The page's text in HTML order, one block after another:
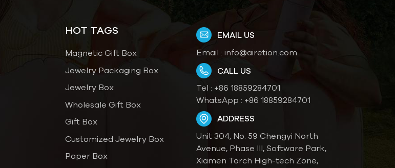
HOT TAGS
Magnetic Gift Box
Jewelry Packaging Box
Jewelry Box
Wholesale Gift Box
Gift Box
Customized Jewelry Box
Paper Box
EMAIL US
Email :info@airetion.com
CALL US
Tel : +86 18859284701
WhatsApp : +86 18859284701
ADDRESS
Unit 304, No. 59 Chengyi North
Avenue, Phase III, Software Park,
Xiamen Torch High-tech Zone,